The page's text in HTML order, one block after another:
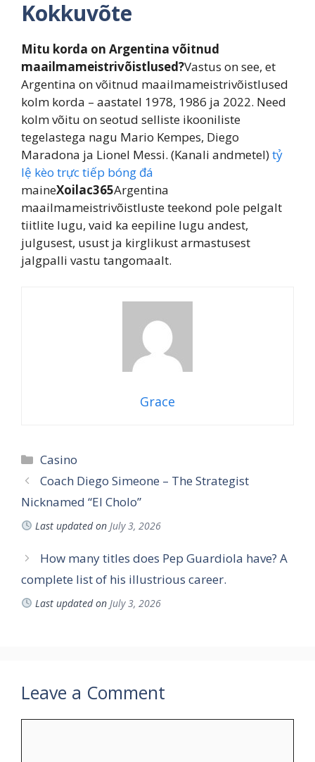
Kokkuvõte
Mitu korda on Argentina võitnud
maailmameistrivõistlused?Vastus on see, et
Argentina on võitnud maailmameistrivõistlused
kolm korda – aastatel 1978, 1986 ja 2022. Need
kolm võitu on seotud selliste ikooniliste
tegelastega nagu Mario Kempes, Diego
Maradona ja Lionel Messi. (Kanali andmetel)tỷ
lệ kèo trực tiếp bóng đá
maineXoilac365Argentina
maailmameistrivõistluste teekond pole pelgalt
tiitlite lugu, vaid ka eepiline lugu andest,
julgusest, usust ja kirglikust armastusest
jalgpalli vastu tangomaalt.
Grace
Categories
Casino
Coach Diego Simeone – The Strategist
Nicknamed “El Cholo”
Last updated on July 3, 2026
How many titles does Pep Guardiola have? A
complete list of his illustrious career.
Last updated on July 3, 2026
Leave a Comment